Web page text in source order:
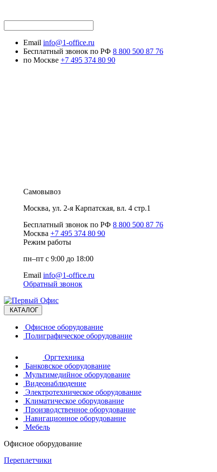
Email info@1-office.ru
Бесплатный звонок по РФ 8 800 500 87 76
по Москве +7 495 374 80 90
Самовывоз
Москва, ул. 2-я Карпатская, вл. 4 стр.1
Бесплатный звонок по РФ 8 800 500 87 76
Москва +7 495 374 80 90
Режим работы
пн–пт с 9:00 до 18:00
Email info@1-office.ru
Обратный звонок
КАТАЛОГ
Офисное оборудование
Полиграфическое оборудование
Оргтехника
Банковское оборудование
Мультимедийное оборудование
Видеонаблюдение
Электротехническое оборудование
Климатическое оборудование
Производственное оборудование
Навигационное оборудование
Мебель
Офисное оборудование
Переплетчики